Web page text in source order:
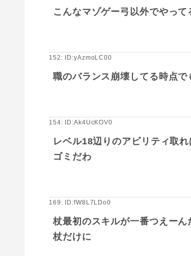
こんなマゾゲー弓以外でやって
152: ID:yAzmoLC00
職のバランス崩壊してる時点で
154: ID:Ak4UcKOV0
レベル18辺りのアビリティ取
ゴミだわ
169: ID:fW8L7LDo0
杖最初のスキルが一番つえーん
杖だけに